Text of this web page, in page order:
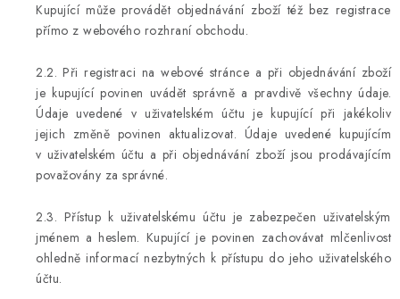
Kupující může provádět objednávání zboží též bez registrace
přímo z webového rozhraní obchodu.
2.2. Při registraci na webové stránce a při objednávání zboží
je kupující povinen uvádět správně a pravdivě všechny údaje.
Údaje uvedené v uživatelském účtu je kupující při jakékoliv
jejich změně povinen aktualizovat. Údaje uvedené kupujícím
v uživatelském účtu a při objednávání zboží jsou prodávajícím
považovány za správné.
2.3. Přístup k uživatelskému účtu je zabezpečen uživatelským
jménem a heslem. Kupující je povinen zachovávat mlčenlivost
ohledně informací nezbytných k přístupu do jeho uživatelského
účtu.